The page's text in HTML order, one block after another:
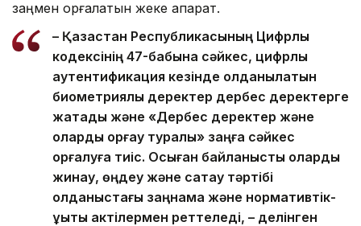
заңмен қорғалатын жеке ақпарат.
– Қазақстан Республикасының Цифрлық
кодексінің 47-бабына сәйкес, цифрлық
аутентификация кезінде қолданылатын
биометриялық деректер дербес деректерге
жатады және «Дербес деректер және
оларды қорғау туралы» заңға сәйкес
қорғалуға тиіс. Осыған байланысты оларды
жинау, өңдеу және сақтау тәртібі
қолданыстағы заңнама және нормативтік-
құқықтық актілермен реттеледі, – делінген